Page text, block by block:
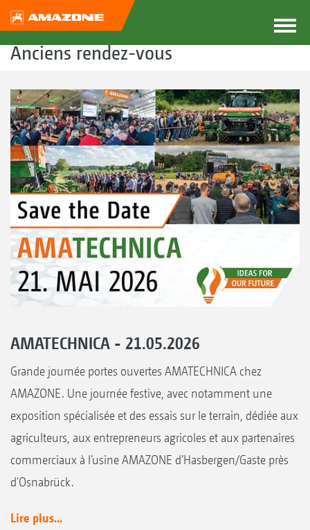
Anciens rendez-vous
AMATECHNICA - 21.05.2026
Grande journée portes ouvertes AMATECHNICA chez
AMAZONE. Une journée festive, avec notamment une
exposition spécialisée et des essais sur le terrain, dédiée aux
agriculteurs, aux entrepreneurs agricoles et aux partenaires
commerciaux à l’usine AMAZONE d’Hasbergen/Gaste près
d'Osnabrück.
Lire plus...